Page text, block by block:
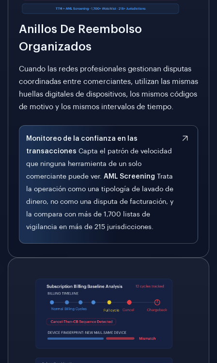
Anillos De Reembolso
Organizados
Cuando las redes profesionales gestionan disputas
coordinadas entre comerciantes, utilizan las mismas
huellas digitales de dispositivos, los mismos códigos
de motivo y los mismos intervalos de tiempo.
Monitoreo de la confianza en las
transacciones Capta el patrón de velocidad
que ninguna herramienta de un solo
comerciante puede ver. AML Screening Trata
la operación como una tipología de lavado de
dinero, no como una disputa de facturación, y
la compara con más de 1,700 listas de
vigilancia en más de 215 jurisdicciones.